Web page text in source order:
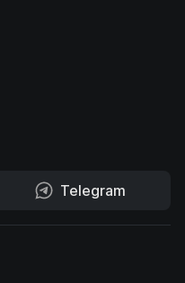
Telegram